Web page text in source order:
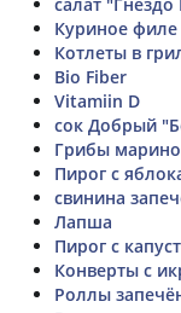
Куриное
Котлеты в
Bio Fiber
Vitamiin D
сок Добрый
Грибы
Пирог с
свинина
Лапша
Пирог с
Конверты с
Роллы